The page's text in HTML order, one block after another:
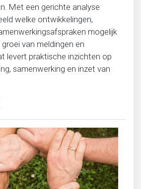
Met een gerichte analyse
welke ontwikkelingen,
mogelijk
van meldingen en
levert praktische inzichten op
samenwerking en inzet van